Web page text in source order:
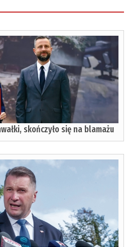
skończyło się na blamażu